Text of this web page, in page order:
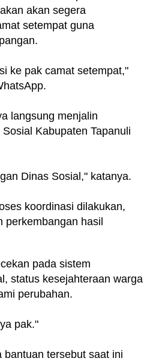
akan segera
setempat guna
ke pak camat setempat,"
langsung menjalin
Kabupaten Tapanuli
Dinas Sosial," katanya.
koordinasi dilakukan,
perkembangan hasil
pada sistem
status kesejahteraan warga
perubahan.
pak."
bantuan tersebut saat ini